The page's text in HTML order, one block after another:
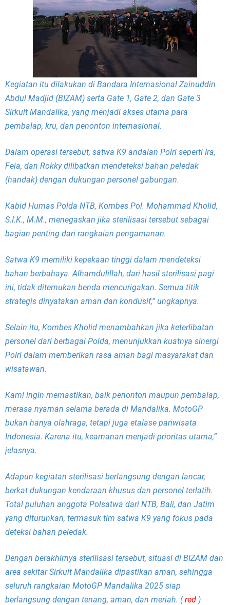
Kegiatan itu dilakukan di Bandara Internasional Zainuddin
Abdul Madjid (BIZAM) serta Gate 1, Gate 2, dan Gate 3
Sirkuit Mandalika, yang menjadi akses utama para
pembalap, kru, dan penonton internasional.
Dalam operasi tersebut, satwa K9 andalan Polri seperti Ira,
Feia, dan Rokky dilibatkan mendeteksi bahan peledak
(handak) dengan dukungan personel gabungan.
Kabid Humas Polda NTB, Kombes Pol. Mohammad Kholid,
S.I.K., M.M., menegaskan jika sterilisasi tersebut sebagai
bagian penting dari rangkaian pengamanan.
Satwa K9 memiliki kepekaan tinggi dalam mendeteksi
bahan berbahaya. Alhamdulillah, dari hasil sterilisasi pagi
ini, tidak ditemukan benda mencurigakan. Semua titik
strategis dinyatakan aman dan kondusif,” ungkapnya.
Selain itu, Kombes Kholid menambahkan jika keterlibatan
personel dari berbagai Polda, menunjukkan kuatnya sinergi
Polri dalam memberikan rasa aman bagi masyarakat dan
wisatawan.
Kami ingin memastikan, baik penonton maupun pembalap,
merasa nyaman selama berada di Mandalika. MotoGP
bukan hanya olahraga, tetapi juga etalase pariwisata
Indonesia. Karena itu, keamanan menjadi prioritas utama,”
jelasnya.
Adapun kegiatan sterilisasi berlangsung dengan lancar,
berkat dukungan kendaraan khusus dan personel terlatih.
Total puluhan anggota Polsatwa dari NTB, Bali, dan Jatim
yang diturunkan, termasuk tim satwa K9 yang fokus pada
deteksi bahan peledak.
Dengan berakhirnya sterilisasi tersebut, situasi di BIZAM dan
area sekitar Sirkuit Mandalika dipastikan aman, sehingga
seluruh rangkaian MotoGP Mandalika 2025 siap
berlangsung dengan tenang, aman, dan meriah. (red )